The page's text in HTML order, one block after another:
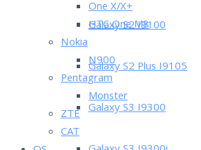
Galaxy S2 I9100
Galaxy S2 Plus I9105
Galaxy S3 I9300
One X/X+
HTC One M8
Nokia
N900
Pentagram
Monster
ZTE
CAT